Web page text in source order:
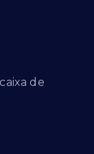
de